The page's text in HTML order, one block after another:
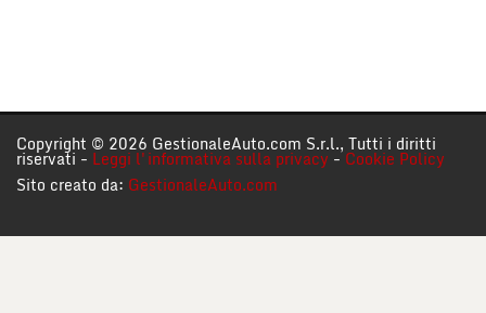
Copyright © 2026 GestionaleAuto.com S.r.l., Tutti i diritti
riservati - Leggi l'informativa sulla privacy -Cookie Policy
Sito creato da: GestionaleAuto.com